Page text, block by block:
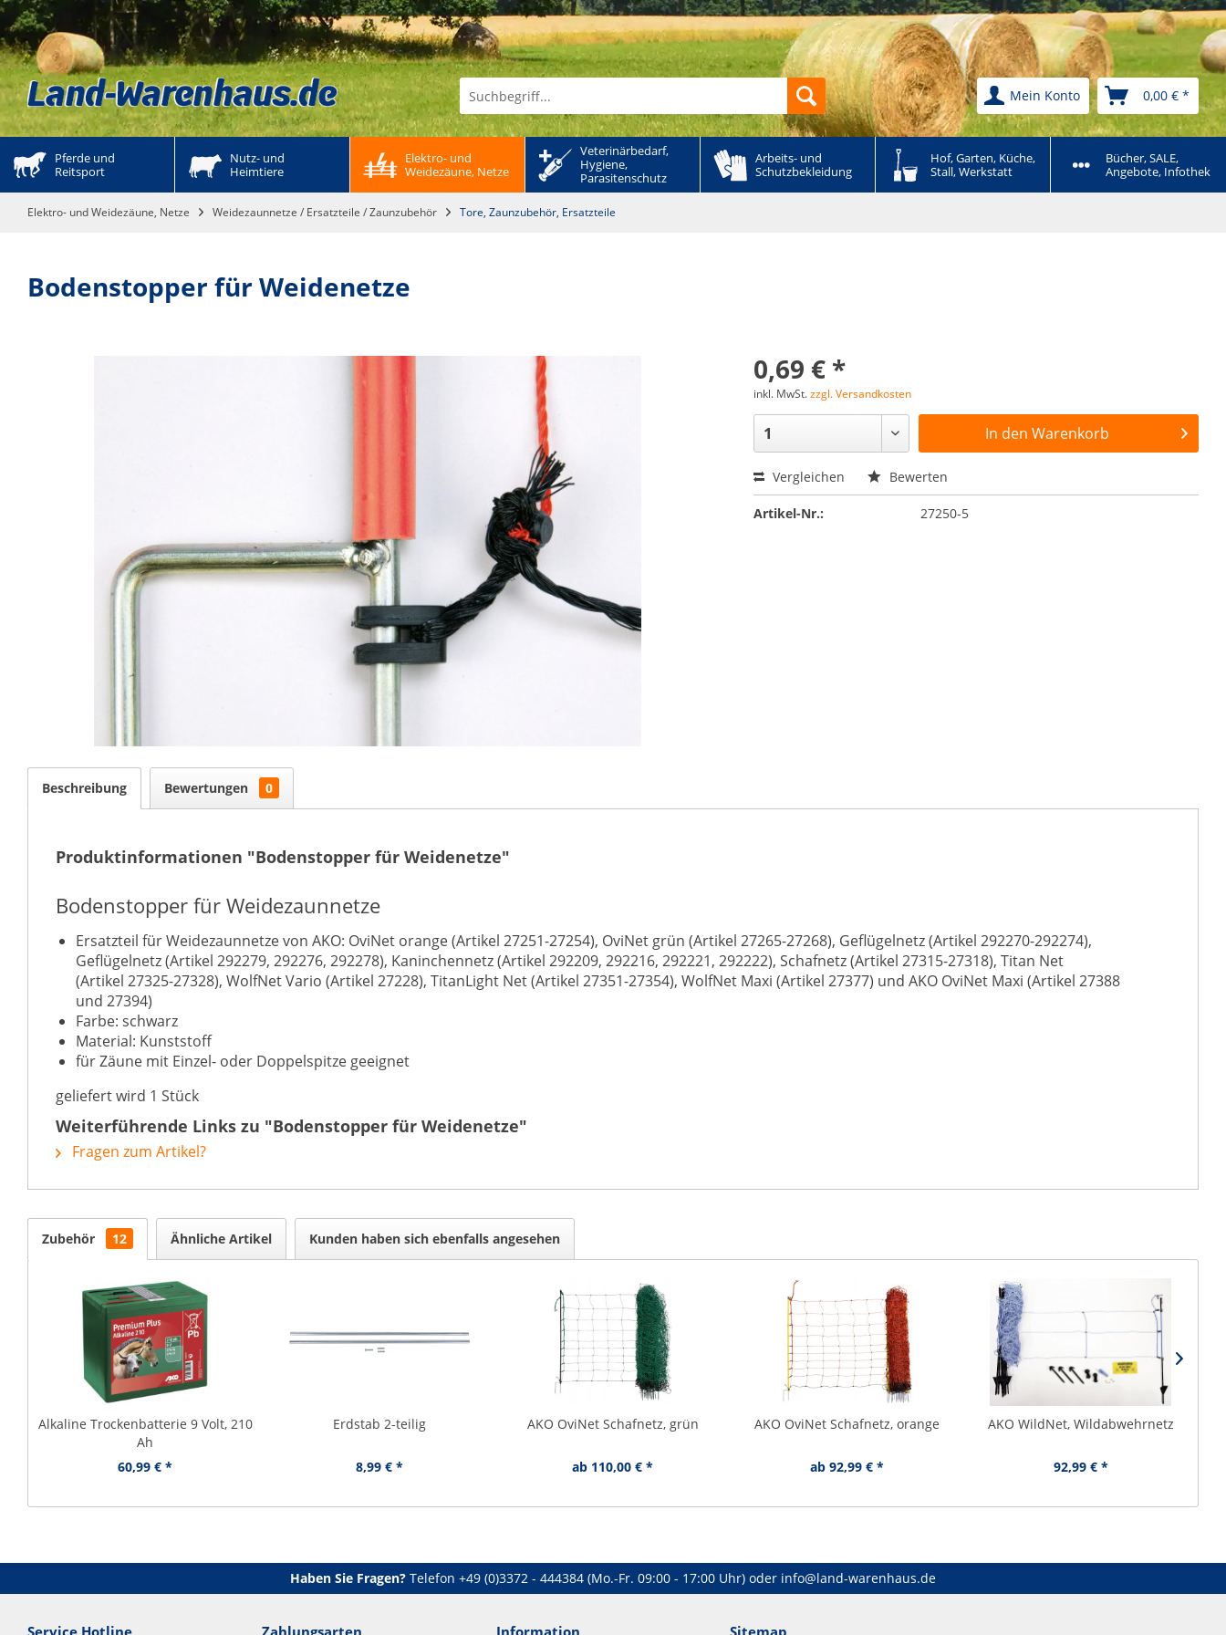
Mein Konto 0,00 € *
Pferde und
Reitsport
Nutz- und
Heimtiere
Elektro- und
Weidezäune, Netze
Veterinärbedarf,
Hygiene,
Parasitenschutz
Arbeits- und
Schutzbekleidung
Hof, Garten, Küche,
Stall, Werkstatt
Bücher, SALE,
Angebote, Infothek
Elektro- und Weidezäune, Netze Weidezaunnetze / Ersatzteile / Zaunzubehör Tore, Zaunzubehör, Ersatzteile
Bodenstopper für Weidenetze
0,69 € *
inkl. MwSt.zzgl. Versandkosten
In den Warenkorb
Vergleichen Bewerten
Artikel-Nr.: 27250-5
Beschreibung Bewertungen 0
Produktinformationen "Bodenstopper für Weidenetze"
Bodenstopper für Weidezaunnetze
Ersatzteil für Weidezaunnetze von AKO: OviNet orange (Artikel 27251-27254), OviNet grün (Artikel 27265-27268), Geflügelnetz (Artikel 292270-292274),
Geflügelnetz (Artikel 292279, 292276, 292278), Kaninchennetz (Artikel 292209, 292216, 292221, 292222), Schafnetz (Artikel 27315-27318), Titan Net
(Artikel 27325-27328), WolfNet Vario (Artikel 27228), TitanLight Net (Artikel 27351-27354), WolfNet Maxi (Artikel 27377) und AKO OviNet Maxi (Artikel 27388
und 27394)
Farbe: schwarz
Material: Kunststoff
für Zäune mit Einzel- oder Doppelspitze geeignet
geliefert wird 1 Stück
Weiterführende Links zu "Bodenstopper für Weidenetze"
Fragen zum Artikel?
Zubehör 12 Ähnliche Artikel Kunden haben sich ebenfalls angesehen
Alkaline Trockenbatterie 9 Volt, 210
Ah
60,99 € *
Erdstab 2-teilig
8,99 € *
AKO OviNet Schafnetz, grün
ab 110,00 € *
AKO OviNet Schafnetz, orange
ab 92,99 € *
AKO WildNet, Wildabwehrnetz
92,99 € *
Haben Sie Fragen? Telefon +49 (0)3372 - 444384 (Mo.-Fr. 09:00 - 17:00 Uhr) oder info@land-warenhaus.de
Service Hotline Zahlungsarten Information Sitemap